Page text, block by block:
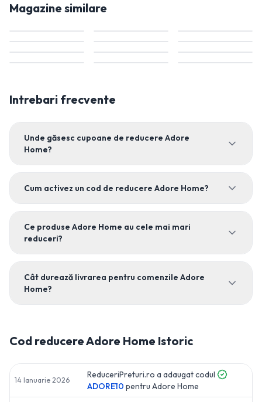
Magazine similare
Intrebari frecvente
Unde găsesc cupoane de reducere Adore
Home?
Cum activez un cod de reducere Adore Home?
Ce produse Adore Home au cele mai mari
reduceri?
Cât durează livrarea pentru comenzile Adore
Home?
Cod reducereAdore Home Istoric
14 Ianuarie 2026
ReduceriPreturi.ro a adaugat codul
ADORE10 pentru Adore Home